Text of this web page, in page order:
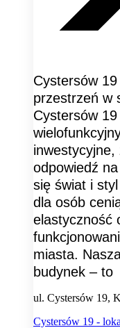
Cystersów
przestrzeń w
Cystersów
odpowiedź
się świat i
dla osób
elastyczność
miasta.
budynek – to
ul. Cystersów 19,
Cystersów 19 -